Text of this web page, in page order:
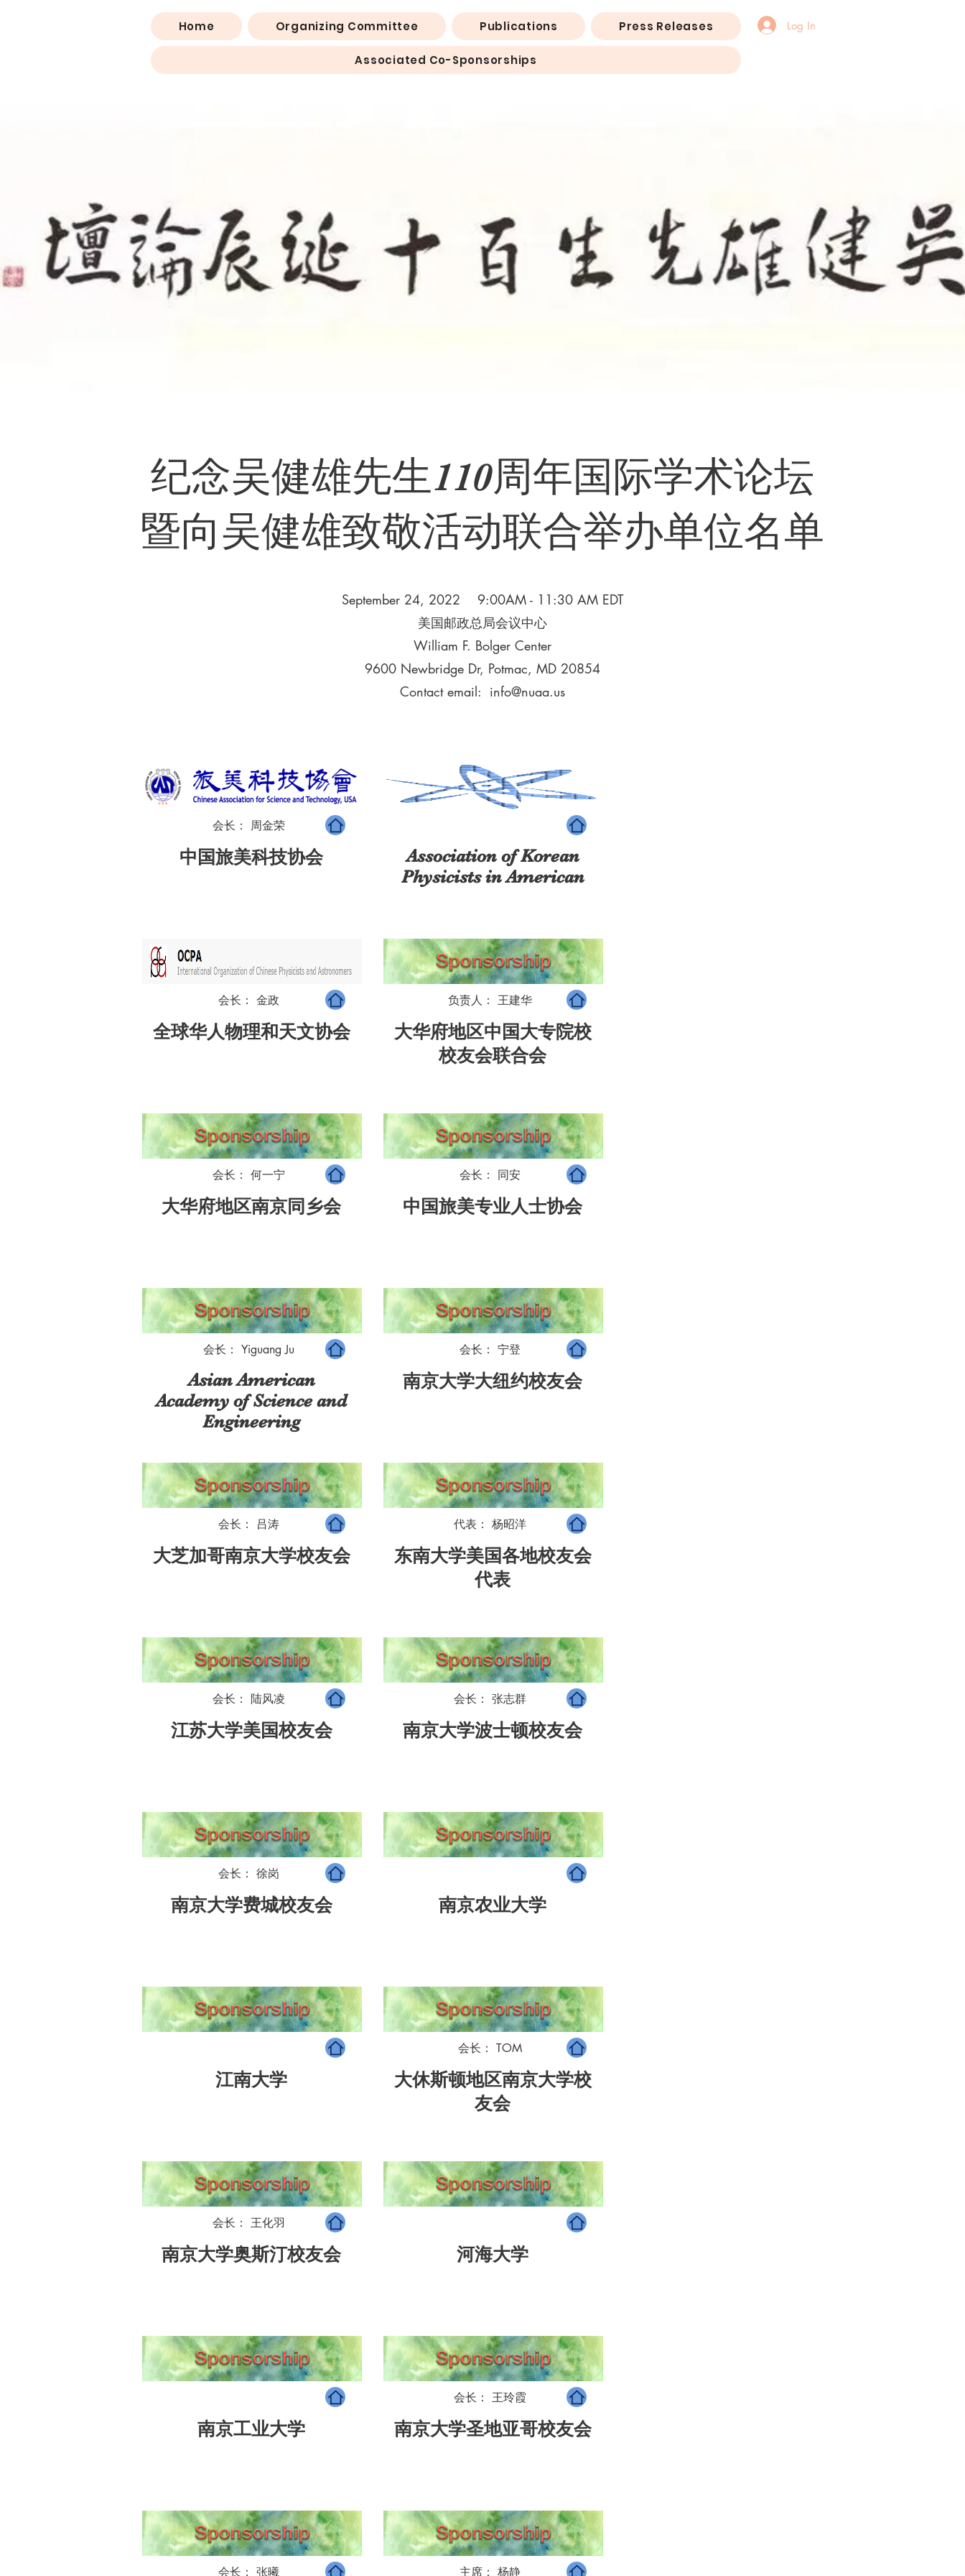
Home Organizing Committee Publications Press Releases
Associated Co-Sponsorships
Log In
纪念吴健雄先生110周年国际学术论坛
​暨向吴健雄致敬活动联合举办单位名单
September 24, 2022 9:00AM - 11:30 AM EDT
美国邮政总局会议中心
William F. Bolger Center
9600 Newbridge Dr, Potmac, MD 20854
Contact email: info@nuaa.us
会长： 周金荣
中国旅美科技协会
会长： 金政
全球华人物理和天文协会
会长： 何一宁
大华府地区南京同乡会
会长： Yiguang Ju
Asian American
Academy of Science and
Engineering
会长： 吕涛
大芝加哥南京大学校友会
会长： 陆风凌
江苏大学美国校友会
会长： 徐岗
南京大学费城校友会
江南大学
会长： 王化羽
南京大学奥斯汀校友会
南京工业大学
会长： 张曦
Association of Korean
Physicists in American
负责人： 王建华
大华府地区中国大专院校
校友会联合会
会长： 同安
中国旅美专业人士协会
会长： 宁登
南京大学大纽约校友会
代表： 杨昭洋
东南大学美国各地校友会
代表
会长： 张志群
南京大学波士顿校友会
南京农业大学
会长： TOM
大休斯顿地区南京大学校
友会
河海大学
会长： 王玲霞
南京大学圣地亚哥校友会
主席： 杨静